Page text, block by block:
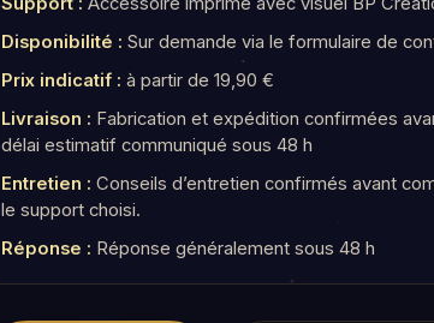
Disponibilité : Sur demande via le formulaire de
Prix indicatif : à partir de 19,90 €
Livraison : Fabrication et expédition confirmées
délai estimatif communiqué sous 48 h
Entretien : Conseils d’entretien confirmés avant
le support choisi.
Réponse : Réponse généralement sous 48 h